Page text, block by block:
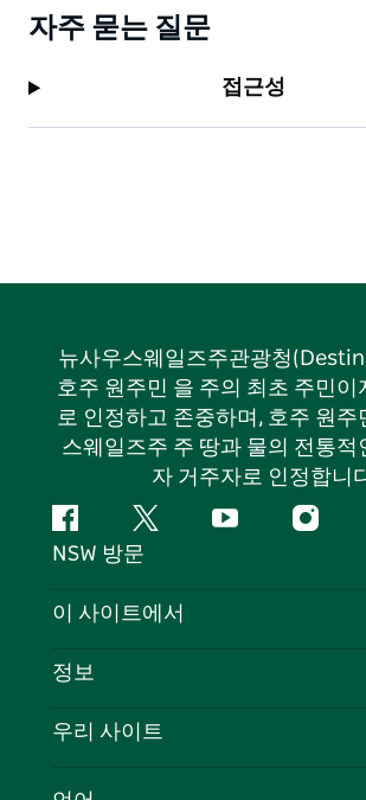
자주 묻는 질문
접근성
뉴사우스웨일즈주관광청
호주 원주민 을 주의 최초 주민이
로 인정하고 존중하며, 호주 원주
스웨일즈주 주 땅과 물의 전통적
자 거주자로 인정합니
페
이
북
지
다
유
인
NSW 방문
문의하기
쿠키 고지
이 사이트에서
목적지
이벤트
정보
여행 정보
우리 사이트